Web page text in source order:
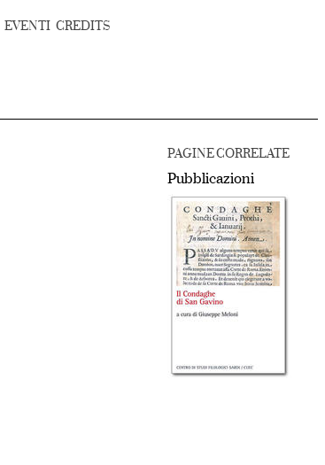
EVENTI CREDITS
PAGINE CORRELATE
Pubblicazioni